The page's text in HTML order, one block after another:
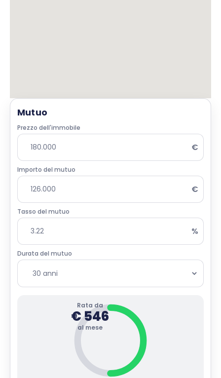
Mutuo
Prezzo dell'immobile
€
Importo del mutuo
€
Tasso del mutuo
%
Durata del mutuo
Rata da
€546
al mese